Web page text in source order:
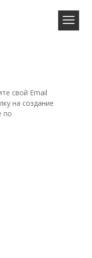
свой Email
на создание
по